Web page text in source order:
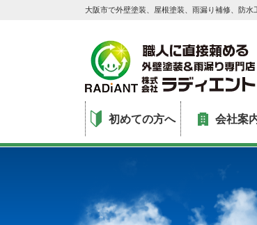
大阪市で外壁塗装、屋根塗装、雨漏り補修、防
初めての方へ 会社案